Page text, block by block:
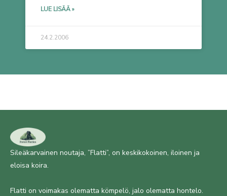
LUE LISÄÄ »
24.2.2006
Sileäkarvainen noutaja, ”Flatti”, on keskikokoinen, iloinen ja
eloisa koira.
Flatti on voimakas olematta kömpelö, jalo olematta hontelo.